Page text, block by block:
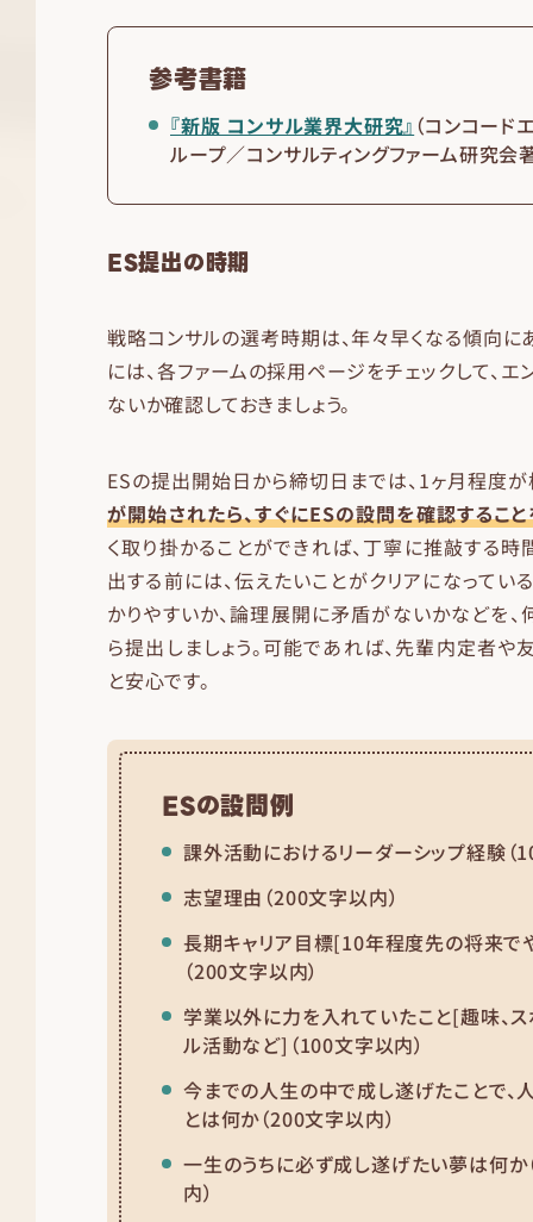
参考書籍
『新版 コンサル業界大研究』 （コンコード
ループ／コンサルティングファーム研究会
ES提出の時期
戦略コンサルの選考時期は、年々早くなる傾向に
には、各ファームの採用ページをチェックして、
ないか確認しておきましょう。
ESの提出開始日から締切日までは、1ヶ月程度が
が開始されたら、すぐにESの設問を確認すること
く取り掛かることができれば、丁寧に推敲する時
出する前には、伝えたいことがクリアになってい
かりやすいか、論理展開に矛盾がないかなどを、
ら提出しましょう。可能であれば、先輩内定者や
と安心です。
ESの設問例
課外活動におけるリーダーシップ経験（
志望理由（200文字以内）
長期キャリア目標[10年程度先の将来で
（200文字以内）
学業以外に力を入れていたこと[趣味、ス
ル活動など]（100文字以内）
今までの人生の中で成し遂げたことで、
とは何か（200文字以内）
一生のうちに必ず成し遂げたい夢は何か
内）